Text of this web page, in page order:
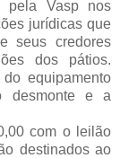
pela Vasp nos
jurídicas que
seus credores
dos pátios.
equipamento
desmonte e a
com o leilão
destinados ao